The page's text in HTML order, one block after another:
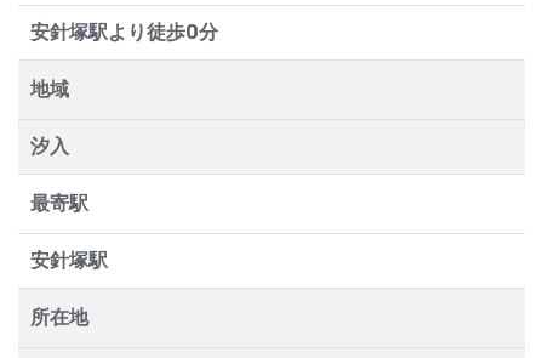
安針塚駅より徒歩0分
地域
汐入
最寄駅
安針塚駅
所在地